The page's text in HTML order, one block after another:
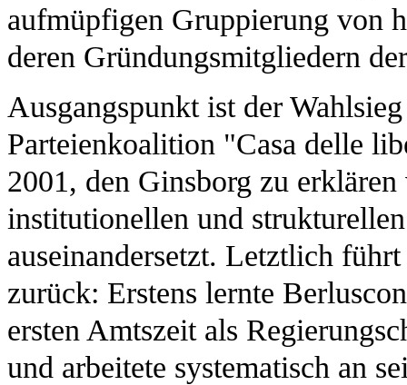
aufmüpfigen Gruppierung von
deren Gründungsmitgliedern
Ausgangspunkt ist der
Parteienkoalition "Casa delle
2001, den Ginsborg zu
institutionellen und
auseinandersetzt. Letztlich
zurück: Erstens lernte
ersten Amtszeit als
und arbeitete systematisch an